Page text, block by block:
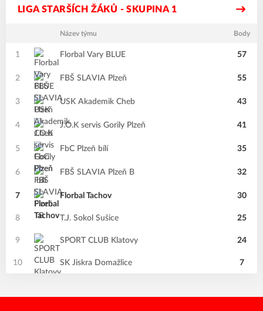
LIGA STARŠÍCH ŽÁKŮ - SKUPINA 1
Název týmu Body
1 Florbal Vary BLUE 57
2 FBŠ SLAVIA Plzeň 55
3 USK Akademik Cheb 43
4 J.O.K servis Gorily Plzeň 41
5 FbC Plzeň bílí 35
6 FBŠ SLAVIA Plzeň B 32
7 Florbal Tachov 30
8 T.J. Sokol Sušice 25
9 SPORT CLUB Klatovy 24
10 SK Jiskra Domažlice 7